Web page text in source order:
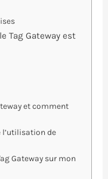
Tag Gateway est
et comment
l’utilisation de
Gateway sur mon